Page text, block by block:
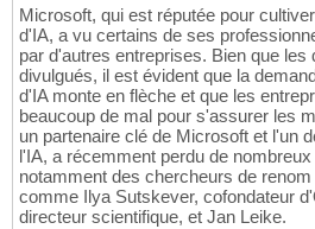
Microsoft, qui est réputée pour
d'IA, a vu certains de ses
par d'autres entreprises. Bien que les
divulgués, il est évident que la
d'IA monte en flèche et que les
beaucoup de mal pour s'assurer les
un partenaire clé de Microsoft et l'un
l'IA, a récemment perdu de
notamment des chercheurs de
comme Ilya Sutskever, cofondateur
directeur scientifique, et Jan Leike.